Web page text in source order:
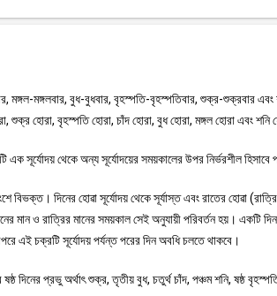
মঙ্গল-মঙ্গলবার, বুধ-বুধবার, বৃহস্পতি-বৃহস্পতিবার, শুক্র-শুক্রবার
শুক্র হোরা, বৃহস্পতি হোরা, চাঁদ হোরা, বুধ হোরা, মঙ্গল হোরা এবং শনি
সূর্যোদয় থেকে অন্য সূর্যোদয়ের সময়কালের উপর নির্ভরশীল হিসাবে
দিনের হোৱা সূর্যোদয় থেকে সূর্যাস্ত এবং রাতের হোৱা (রাত্রি
মান ও রাত্রির মানের সময়কাল সেই অনুযায়ী পরিবর্তন হয়। একটি
এই চক্রটি সূর্যোদয় পর্যন্ত পরের দিন অবধি চলতে থাকবে।
দিনের প্রভু অর্থাৎ শুক্র, তৃতীয় বুধ, চতুর্থ চাঁদ, পঞ্চম শনি, ষষ্ঠ